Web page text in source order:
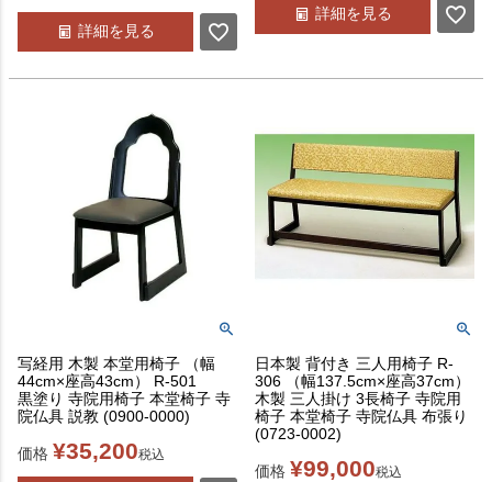
詳細を見る
詳細を見る
写経用 木製 本堂用椅子 （幅
44cm×座高43cm） R-501
黒塗り 寺院用椅子 本堂椅子 寺
院仏具 説教 (0900-0000)
価格 ¥35,200税込
日本製 背付き 三人用椅子 R-
306 （幅137.5cm×座高37cm）
木製 三人掛け 3長椅子 寺院用
椅子 本堂椅子 寺院仏具 布張り
(0723-0002)
価格 ¥99,000税込